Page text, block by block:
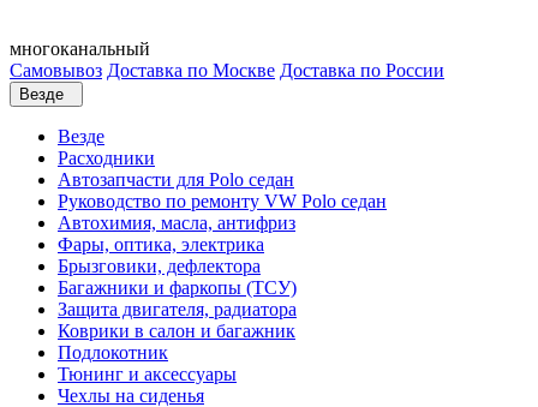
многоканальный
Самовывоз Доставка по Москве Доставка по России
Везде
Везде
Расходники
Автозапчасти для Polo седан
Руководство по ремонту VW Polo седан
Автохимия, масла, антифриз
Фары, оптика, электрика
Брызговики, дефлектора
Багажники и фаркопы (ТСУ)
Защита двигателя, радиатора
Коврики в салон и багажник
Подлокотник
Тюнинг и аксессуары
Чехлы на сиденья